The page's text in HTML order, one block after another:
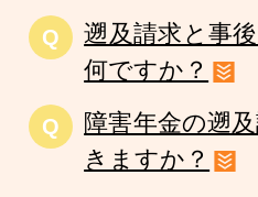
Q
遡及請求と事
何ですか？
Q
障害年金の遡
きますか？